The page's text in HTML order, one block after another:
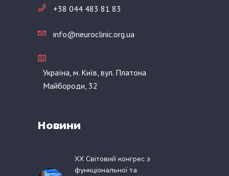
+38 044 483 81 83
info@neuroclinic.org.ua
Україна, м. Київ, вул. Платона
Майбороди, 32
Новини
XX Світовий конгрес з
функціональної та